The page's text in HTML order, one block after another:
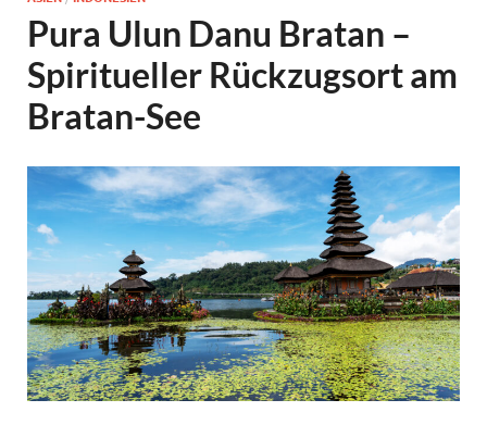
Pura Ulun Danu Bratan –
Spiritueller Rückzugsort am
Bratan-See